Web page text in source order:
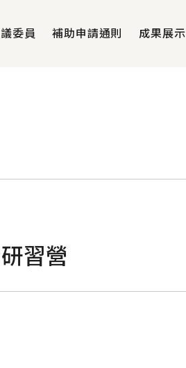
委員 補助申請通則 成果展示
習營